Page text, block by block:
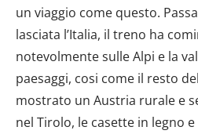
un viaggio come questo.
lasciata l’Italia, il treno ha
notevolmente sulle Alpi e la
paesaggi, cosi come il resto
mostrato un Austria rurale e
nel Tirolo, le casette in legno